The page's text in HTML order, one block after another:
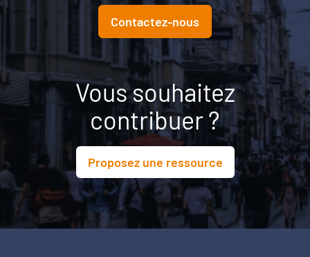
Contactez-nous
Vous souhaitez
contribuer ?
Proposez une ressource